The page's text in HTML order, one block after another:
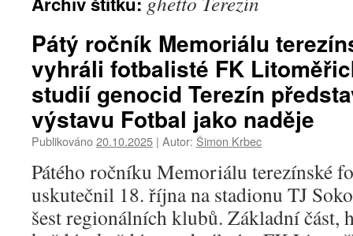
Pátý ročník Memoriálu
vyhráli fotbalisté FK
studií genocid Terezín
výstavu Fotbal jako naděje
Publikováno20.10.2025 | Autor: Šimon Krbec
Pátého ročníku Memoriálu terezínské
uskutečnil 18. října na stadionu TJ
šest regionálních klubů. Základní část,